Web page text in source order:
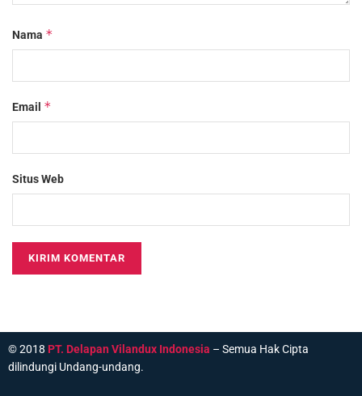
Nama *
Email *
Situs Web
© 2018 PT. Delapan Vilandux Indonesia – Semua Hak Cipta
dilindungi Undang-undang.